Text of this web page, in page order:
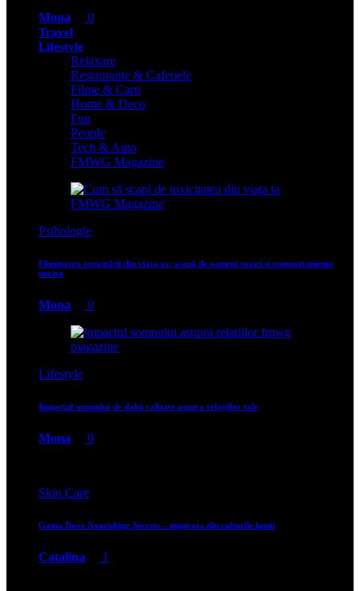
Mona 0
Travel
Lifestyle
Relaxare
Restaurante & Cafenele
Filme & Carti
Home & Deco
Fun
People
Tech & Auto
FMWG Magazine
Psihologie
Eliminarea toxicității din viața ta: scapă de oameni toxici și comportamente
nocive
Mona 0
Lifestyle
Impactul somnului de slabă calitate asupra relațiilor tale
Mona 0
Skin Care
Gama Dove Nourishing Secrets – inspirata din colturile lumii
Catalina 1